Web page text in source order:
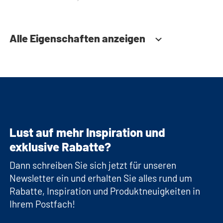
Alle Eigenschaften anzeigen
Lust auf mehr Inspiration und
exklusive Rabatte?
Dann schreiben Sie sich jetzt für unseren
Newsletter ein und erhalten Sie alles rund um
Rabatte, Inspiration und Produktneuigkeiten in
Ihrem Postfach!